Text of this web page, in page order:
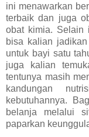
ini menawarkan
terbaik dan juga
obat kimia. Selain
bisa kalian
untuk bayi satu
juga kalian
tentunya masih
kandungan
kebutuhannya.
belanja melalui
paparkan